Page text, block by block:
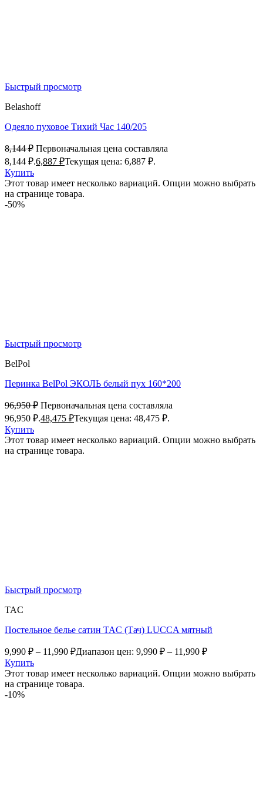
Быстрый просмотр
Belashoff
Одеяло пуховое Тихий Час 140/205
8,144₽ Первоначальная цена составляла
8,144 ₽.6,887 ₽Текущая цена: 6,887 ₽.
Купить
Этот товар имеет несколько вариаций. Опции можно выбрать
на странице товара.
-50%
Быстрый просмотр
BelPol
Перинка BelPol ЭКОЛЬ белый пух 160*200
96,950₽ Первоначальная цена составляла
96,950 ₽.48,475 ₽Текущая цена: 48,475 ₽.
Купить
Этот товар имеет несколько вариаций. Опции можно выбрать
на странице товара.
Быстрый просмотр
TAC
Постельное белье сатин TAC (Тач) LUCCA мятный
9,990 ₽ – 11,990 ₽Диапазон цен: 9,990 ₽ – 11,990 ₽
Купить
Этот товар имеет несколько вариаций. Опции можно выбрать
на странице товара.
-10%